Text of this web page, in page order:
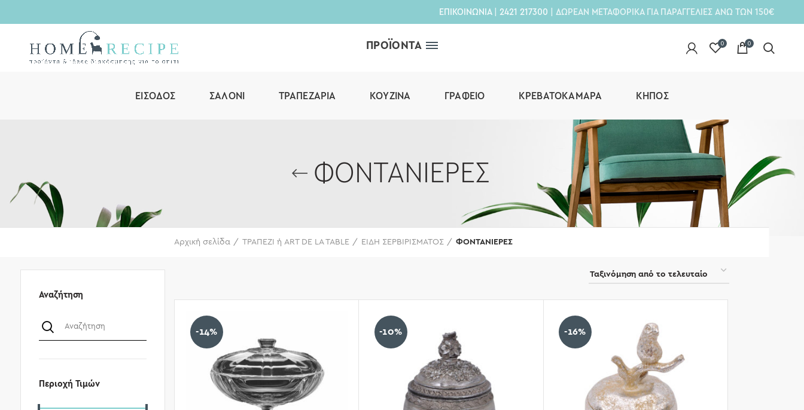
ΕΠΙΚΟΙΝΩΝΙΑ| 2421 217300 | ΔΩΡΕΑΝ ΜΕΤΑΦΟΡΙΚΑ ΓΙΑ ΠΑΡΑΓΓΕΛΙΕΣ ΑΝΩ ΤΩΝ 150€
ΠΡΟΪΟΝΤΑ 0 0
ΕΊΣΟΔΟΣ ΣΑΛΌΝΙ ΤΡΑΠΕΖΑΡΊΑ ΚΟΥΖΊΝΑ ΓΡΑΦΕΊΟ ΚΡΕΒΑΤΟΚΆΜΑΡΑ ΚΉΠΟΣ
ΦΟΝΤΑΝΙΕΡΕΣ
Αναζήτηση
Περιοχή Τιμών
Αρχική σελίδα ΤΡΑΠΕΖΙ ή ART DE LA TABLE ΕΙΔΗ ΣΕΡΒΙΡΙΣΜΑΤΟΣ ΦΟΝΤΑΝΙΕΡΕΣ
-14% -10% -16%